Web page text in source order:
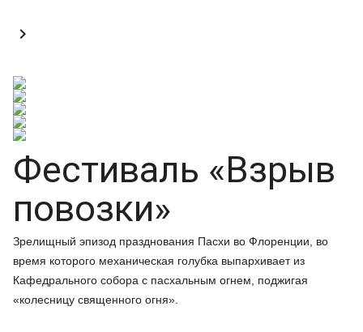

Фестиваль «Взрыв
повозки»
Зрелищный эпизод празднования Пасхи во Флоренции, во
время которого механическая голубка выпархивает из
Кафедрального собора с пасхальным огнем, поджигая
«колесницу священного огня».